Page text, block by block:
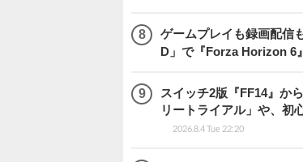
ゲームプレイも録画配信
D」で『Forza Horizon 6
スイッチ2版『FF14』か
リートライアル」や、初
2026.8.4 Tue 22:20